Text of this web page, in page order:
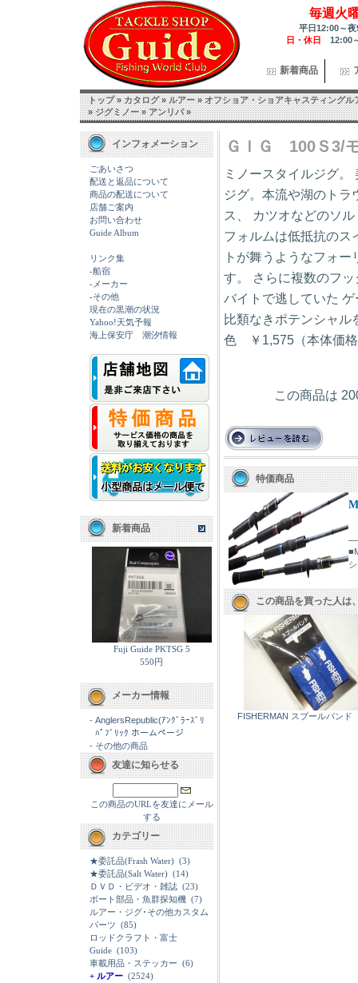
毎週火
平日12:00～
日・休日 12:00
新着商品
トップ»カタログ»ルアー»オフショア・ショアキャスティングル
»ジグミノー»アンリパ»
インフォメーション
ごあいさつ
配送と返品について
商品の配送について
店舗ご案内
お問い合わせ
Guide Album
リンク集
-船宿
-メーカー
-その他
現在の黒潮の状況
Yahoo!天気予報
海上保安庁 潮汐情報
新着商品
Fuji Guide PKTSG 5
550円
メーカー情報
- AnglersRepublic(ｱﾝｸﾞﾗｰｽﾞﾘ
ﾊﾟﾌﾞﾘｯｸ ホームページ
- その他の商品
友達に知らせる
この商品のURLを友達にメール
する
カテゴリー
★委託品(Frash Water) (3)
★委託品(Salt Water) (14)
ＤＶＤ・ビデオ・雑誌 (23)
ボート部品・魚群探知機 (7)
ルアー・ジグ･その他カスタム
パーツ (85)
ロッドクラフト・富士
Guide (103)
車載用品・ステッカー (6)
+ ルアー (2524)
ＧＩＧ 100Ｓ3/
ミノースタイルジグ
ジグ。本流や湖のトラ
ス、 カツオなどのソ
フォルムは低抵抗のス
トが舞うようなフォ
す。 さらに複数のフ
バイトで逃していた
比類なきポテンシャ
色 ￥1,575（本体価
この商品は
特価商品
この商品を買った人は
FISHERMAN スプールバン